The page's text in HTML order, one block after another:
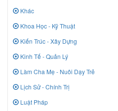
Khác
Khoa Học - Kỹ Thuật
Kiến Trúc - Xây Dựng
Kinh Tế - Quản Lý
Làm Cha Mẹ - Nuôi Dạy Trẻ
Lịch Sử - Chính Trị
Luật Pháp